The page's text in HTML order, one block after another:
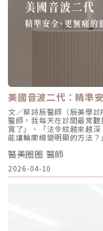
力，是目前改善頸部質感
雙手最容易因彈力蛋白流
充」的方式，啟動手背肌
重塑增加組織的彈性與結
雅的肌膚張力。4. 口周細
唇周紋，若使用傳統填充
Profhilo 透過液態拉皮的
膚新生彈力蛋白，從底層
然。六、 蔡醫師的診間建
我們追求的是「長效且細
Profhilo 逆時針 的客戶，
的專屬美學地圖：1. 基礎
力蛋白新生與肌底環境優
堆疊： 啟動期（第 1 次與
治療能確保高濃度玻尿酸
細胞。 強化期（第 2 次與
這是一個關鍵的鞏固點，能
維持期： 經過這 3 次完整
以維持九個月左右的時間
是極高純度的玻尿酸且不
避免劇烈運動與高溫環境
上妝均不受影響，非常適
的自然光采抗老不應該是
學與辰美學的理念不謀而
未來的日子裡，依然保有
來遮蓋疲態，因為最美的
「由內而外」的重塑感，
層的纖維母細胞、角質細
生，從源頭改善肌膚鬆弛
整體膚質有別於傳統玻尿
真皮層與皮下組織。這使
度與彈性 深層補水、改善
的效果：告別「饅化臉」
膚本身的飽滿度與光澤，
改善效果，避免了傳統填
就像是膚況變好了，而不
舒適、更快速採用獨家的
只需在臉部兩側各選擇五
擴散至全臉。這大大減少了
的機率，讓療程更加舒適
炎風險以高濃度玻尿酸為
效降低注射後的發炎反應
產品的純淨與安全性。逆時針
逆時針 (Profhilo) 傳統玻尿酸填充劑 主要功能 「生物重塑」(Bio-
remodeling)， 刺激膠原蛋白和彈力蛋白再生，從根本改善膚質 「填充」
和「支撐」， 用於填補凹陷、雕塑輪廓 成分組成 專利技術結合高低分子玻
尿酸， 64mg/2ml 高濃度，無交聯劑 玻尿酸會添加交聯劑，以增加黏度和
支撐力， 能維持體積不被快速分解 作用機制 注射後會均勻擴散至皮膚深
美國音波二代：精準
文／蔡詩辰醫師（辰美學
醫師，我每天在診間最常
寬了」、「法令紋越來越
能讓輪廓線變明顯的方法
上的音波儀器琳瑯滿目。
始終是 Ultherapy 美國音
Prime（美音二代） 的問
篇文章，我將以專業醫師
療的核心，以及它如何重
跟病患分享一個觀念：音
對的地方」。每個人的皮
度，甚至是神經血管的走
右側的組織密度也存在差
醫美圈圈 醫師
2026-04-10